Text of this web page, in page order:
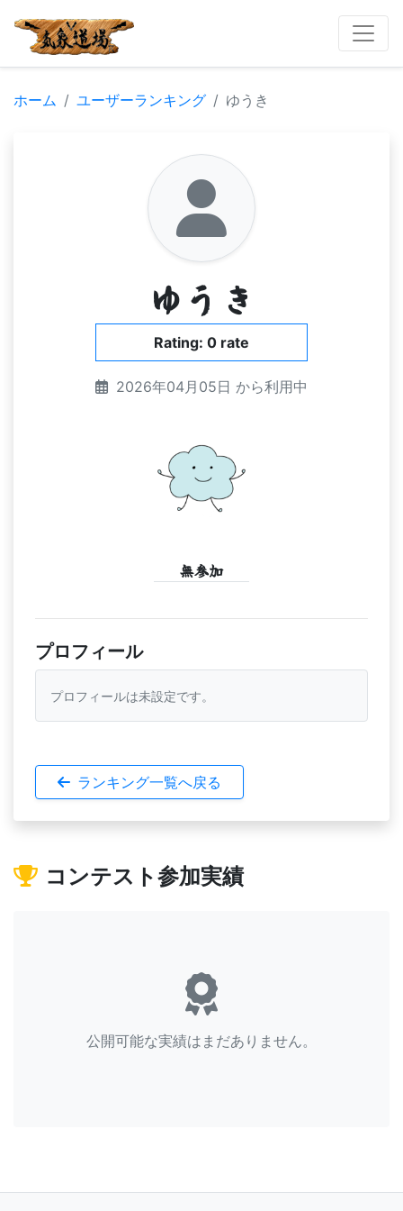
ホーム ユーザーランキング ゆうき
ゆうき
Rating: 0 rate
2026年04月05日 から利用中
無参加
プロフィール
プロフィールは未設定です。
ランキング一覧へ戻る
コンテスト参加実績
公開可能な実績はまだありません。